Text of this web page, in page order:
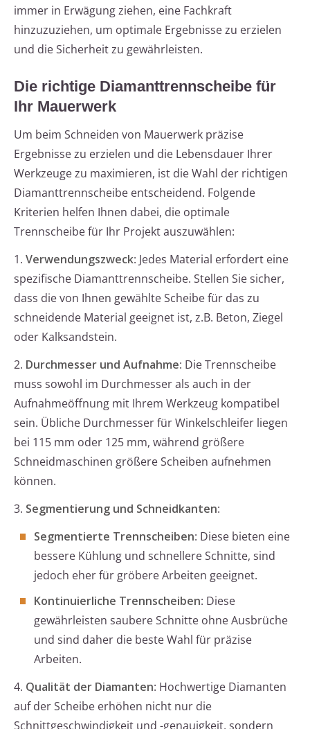
immer in Erwägung ziehen, eine Fachkraft
hinzuzuziehen, um optimale Ergebnisse zu erzielen
und die Sicherheit zu gewährleisten.
Die richtige Diamanttrennscheibe für
Ihr Mauerwerk
Um beim Schneiden von Mauerwerk präzise
Ergebnisse zu erzielen und die Lebensdauer Ihrer
Werkzeuge zu maximieren, ist die Wahl der richtigen
Diamanttrennscheibe entscheidend. Folgende
Kriterien helfen Ihnen dabei, die optimale
Trennscheibe für Ihr Projekt auszuwählen:
1. Verwendungszweck: Jedes Material erfordert eine
spezifische Diamanttrennscheibe. Stellen Sie sicher,
dass die von Ihnen gewählte Scheibe für das zu
schneidende Material geeignet ist, z.B. Beton, Ziegel
oder Kalksandstein.
2. Durchmesser und Aufnahme: Die Trennscheibe
muss sowohl im Durchmesser als auch in der
Aufnahmeöffnung mit Ihrem Werkzeug kompatibel
sein. Übliche Durchmesser für Winkelschleifer liegen
bei 115 mm oder 125 mm, während größere
Schneidmaschinen größere Scheiben aufnehmen
können.
3. Segmentierung und Schneidkanten:
Segmentierte Trennscheiben: Diese bieten eine
bessere Kühlung und schnellere Schnitte, sind
jedoch eher für gröbere Arbeiten geeignet.
Kontinuierliche Trennscheiben: Diese
gewährleisten saubere Schnitte ohne Ausbrüche
und sind daher die beste Wahl für präzise
Arbeiten.
4. Qualität der Diamanten: Hochwertige Diamanten
auf der Scheibe erhöhen nicht nur die
Schnittgeschwindigkeit und -genauigkeit, sondern